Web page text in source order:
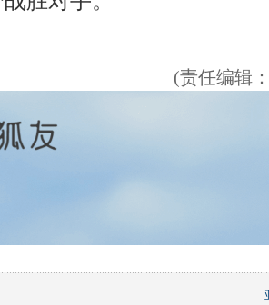
(责任编辑